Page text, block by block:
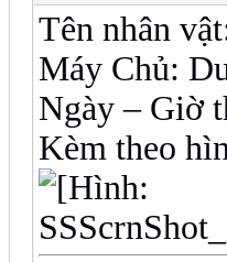
Tên nhân
Máy Chủ:
Ngày – Giờ
Kèm theo